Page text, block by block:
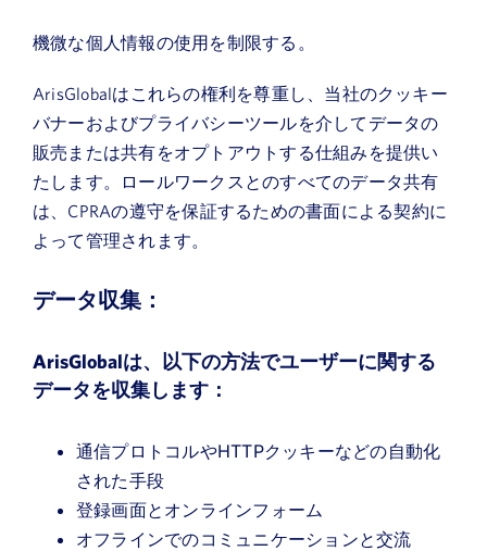
機微な個人情報の使用を制限する。
ArisGlobalはこれらの権利を尊重し、当社のクッキー
バナーおよびプライバシーツールを介してデータの
販売または共有をオプトアウトする仕組みを提供い
たします。ロールワークスとのすべてのデータ共有
は、CPRAの遵守を保証するための書面による契約に
よって管理されます。
データ収集：
ArisGlobalは、以下の方法でユーザーに関する
データを収集します：
通信プロトコルやHTTPクッキーなどの自動化
された手段
登録画面とオンラインフォーム
オフラインでのコミュニケーションと交流